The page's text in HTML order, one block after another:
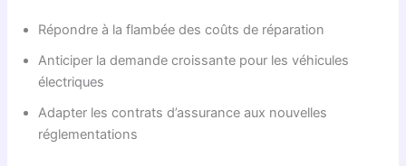
Répondre à la flambée des coûts de réparation
Anticiper la demande croissante pour les véhicules
électriques
Adapter les contrats d’assurance aux nouvelles
réglementations